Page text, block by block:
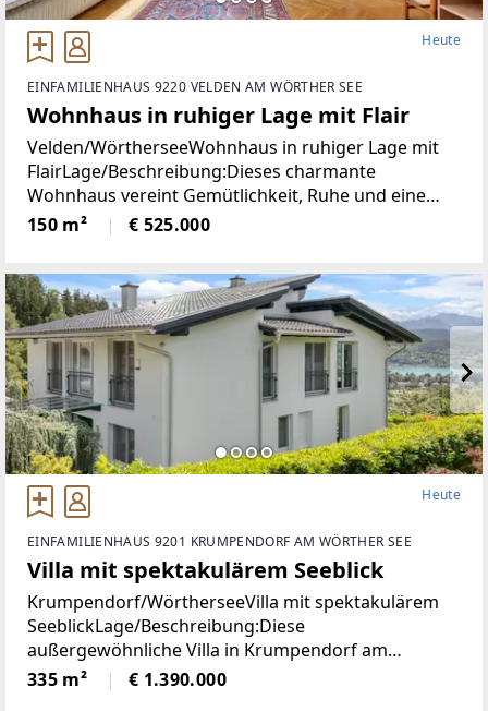
Heute
EINFAMILIENHAUS 9220 VELDEN AM WÖRTHER SEE
Wohnhaus in ruhiger Lage mit Flair
Velden/WörtherseeWohnhaus in ruhiger Lage mit
FlairLage/Beschreibung:Dieses charmante
Wohnhaus vereint Gemütlichkeit, Ruhe und eine
hohe Lebensqualität in unmittelbarer Nähe zum
Zentrum von Velden. Eingebettet in eine
150 m² € 525.000
Heute
EINFAMILIENHAUS 9201 KRUMPENDORF AM WÖRTHER SEE
Villa mit spektakulärem Seeblick
Krumpendorf/WörtherseeVilla mit spektakulärem
SeeblickLage/Beschreibung:Diese
außergewöhnliche Villa in Krumpendorf am
Wörthersee vereint großzügiges Wohnen, exklusive
Ausstattung und eine unvergleichliche Aussicht in
335 m² € 1.390.000